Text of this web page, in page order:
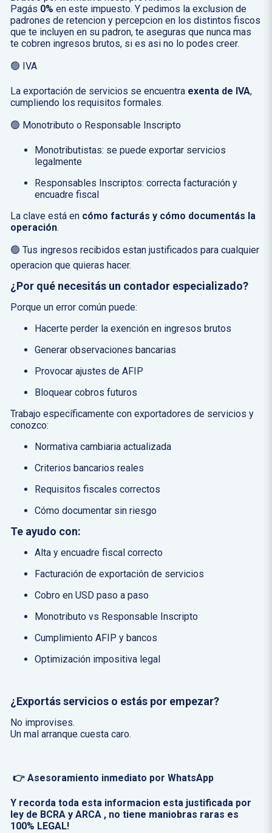
Pagás 0% en este impuesto. Y pedimos la exclusion de
padrones de retencion y percepcion en los distintos fiscos
que te incluyen en su padron, te aseguras que nunca mas
te cobren ingresos brutos, si es asi no lo podes creer.
🟢 IVA
La exportación de servicios se encuentra exenta de IVA,
cumpliendo los requisitos formales.
🟢 Monotributo o Responsable Inscripto
Monotributistas: se puede exportar servicios
legalmente
Responsables Inscriptos: correcta facturación y
encuadre fiscal
La clave está en cómo facturás y cómo documentás la
operación.
🟢 Tus ingresos recibidos estan justificados para cualquier
operacion que quieras hacer.
¿Por qué necesitás un contador especializado?
Porque un error común puede:
Hacerte perder la exención en ingresos brutos
Generar observaciones bancarias
Provocar ajustes de AFIP
Bloquear cobros futuros
Trabajo específicamente con exportadores de servicios y
conozco:
Normativa cambiaria actualizada
Criterios bancarios reales
Requisitos fiscales correctos
Cómo documentar sin riesgo
Te ayudo con:
Alta y encuadre fiscal correcto
Facturación de exportación de servicios
Cobro en USD paso a paso
Monotributo vs Responsable Inscripto
Cumplimiento AFIP y bancos
Optimización impositiva legal
¿Exportás servicios o estás por empezar?
No improvises.
Un mal arranque cuesta caro.
👉 Asesoramiento inmediato por WhatsApp
Y recorda toda esta informacion esta justificada por
ley de BCRA y ARCA , no tiene maniobras raras es
100% LEGAL!